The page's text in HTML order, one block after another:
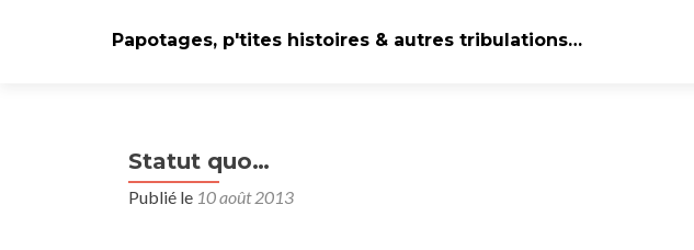
Papotages, p'tites histoires & autres tribulations…
Statut quo…
Publié le 10 août 2013